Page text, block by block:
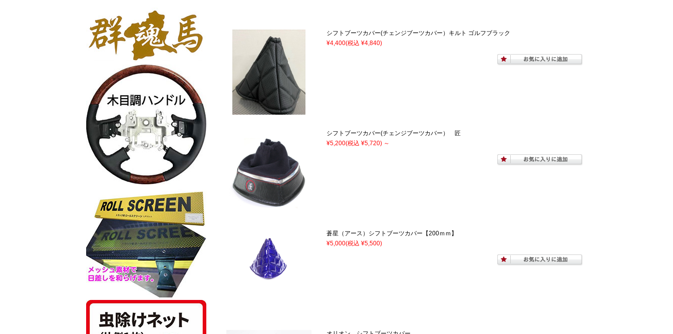
シフトブーツカバー(チェンジブーツカバー）キルト ゴルフブラック
¥4,400(税込 ¥4,840)
シフトブーツカバー(チェンジブーツカバー） 匠
¥5,200(税込 ¥5,720) ～
蒼星（アース）シフトブーツカバー【200ｍｍ】
¥5,000(税込 ¥5,500)